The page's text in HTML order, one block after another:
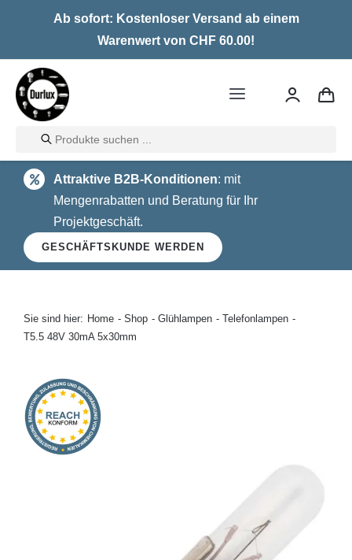
Ab sofort: Kostenloser Versand ab einem
Warenwert von CHF 60.00!
Toggle
Home
LED
Halogen
Glühlampen
Kontakt
Onlineshop
Products
search
Attraktive B2B-Konditionen: mit
Mengenrabatten und Beratung für Ihr
Projektgeschäft.
GESCHÄFTSKUNDE WERDEN
Sie sind hier: Home Shop Glühlampen
Telefonlampen
T5.5 48V 30mA 5x30mm